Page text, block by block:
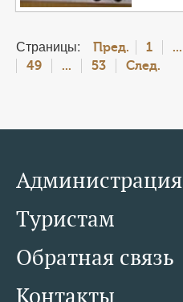
Страницы: Пред. 1 ...
49
... 53 След.
Администрация
Туристам
Обратная связь
Контакты